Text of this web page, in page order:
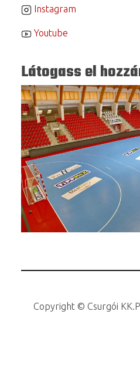
Instagram
Youtube
Látogass el
Copyright © Csurgói KK.